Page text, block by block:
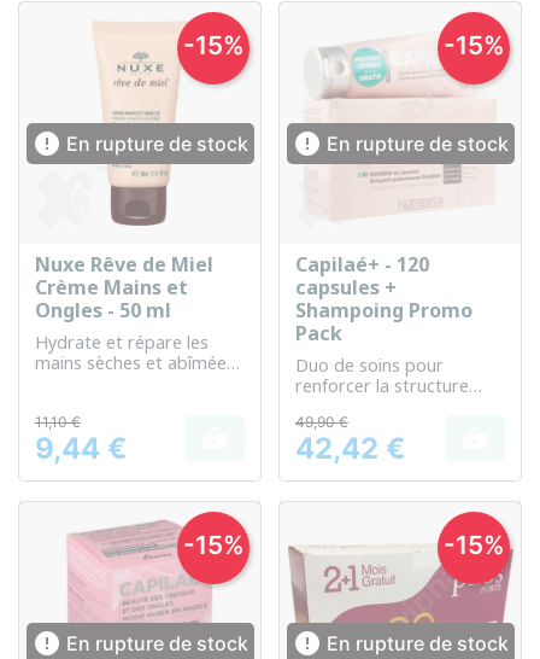
 En rupture de stock
Nuxe Rêve de Miel
Crème Mains et
Ongles - 50 ml
Hydrate et répare les
mains sèches et abîmées
Prix
11,10 €
9,44 €
-15%
 En rupture de stock
Capilaé+ - 120
capsules +
Shampoing Promo
Pack
Duo de soins pour
renforcer la structure
santé des cheveux.
Prix
49,90 €
42,42 €
-15%
 En rupture de stock
-15%
 En rupture de stock
-15%